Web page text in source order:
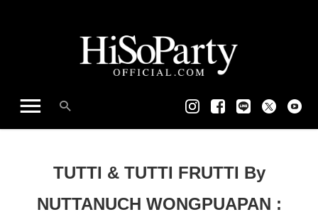
TUTTI & TUTTI FRUTTI By
NUTTANUCH WONGPUAPAN :